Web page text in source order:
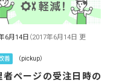
6月14日 （2017年6月14日 更
善 （pickup）
者ページの受注日時の